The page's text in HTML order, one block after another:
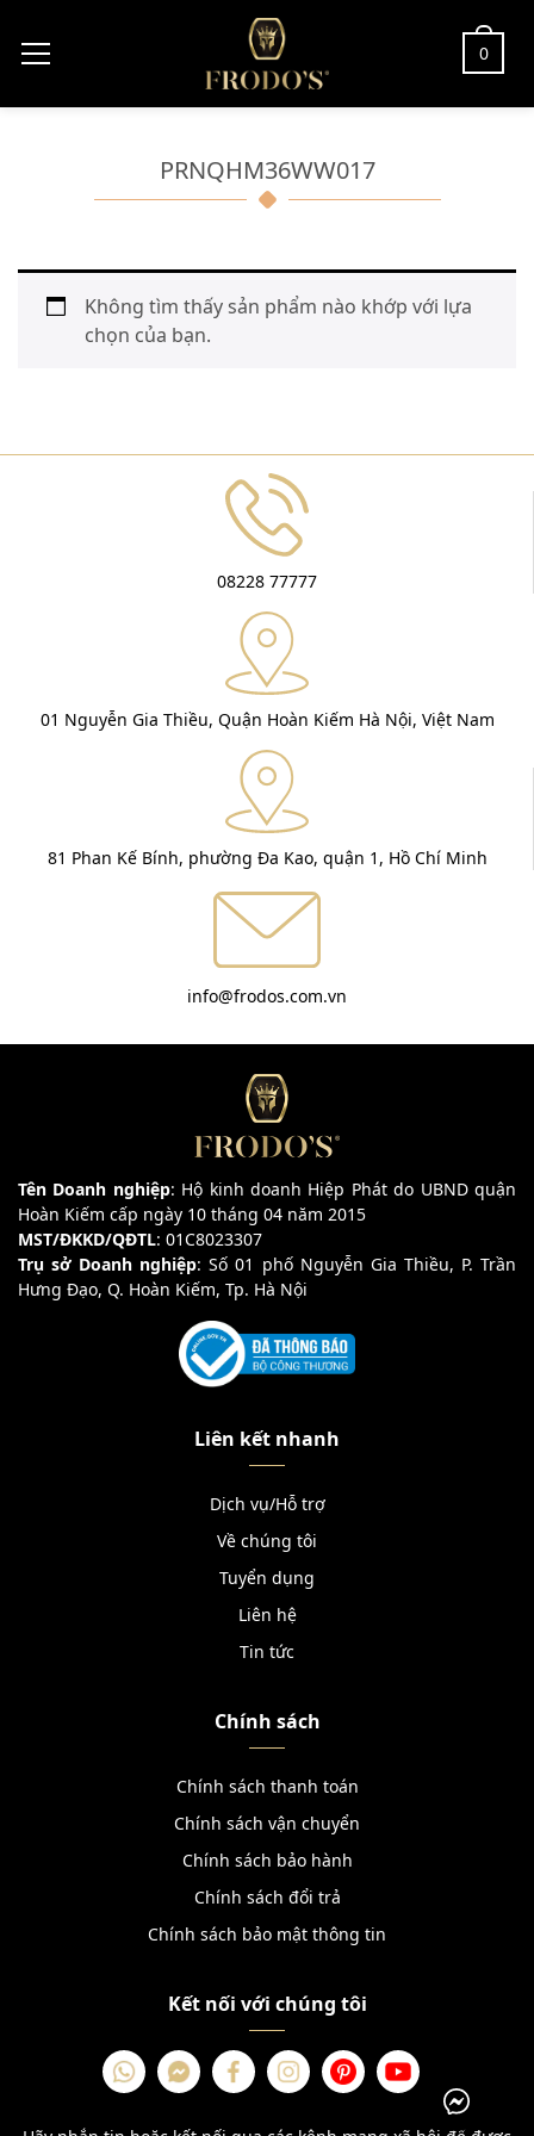
0
PRNQHM36WW017
Không tìm thấy sản phẩm nào khớp với lựa
chọn của bạn.
08228 77777
01 Nguyễn Gia Thiều, Quận Hoàn Kiếm Hà Nội, Việt Nam
81 Phan Kế Bính, phường Đa Kao, quận 1, Hồ Chí Minh
info@frodos.com.vn
Tên Doanh nghiệp: Hộ kinh doanh Hiệp Phát do UBND quận
Hoàn Kiếm cấp ngày 10 tháng 04 năm 2015
MST/ĐKKD/QĐTL: 01C8023307
Trụ sở Doanh nghiệp: Số 01 phố Nguyễn Gia Thiều, P. Trần
Hưng Đạo, Q. Hoàn Kiếm, Tp. Hà Nội
Liên kết nhanh
Dịch vụ/Hỗ trợ
Về chúng tôi
Tuyển dụng
Liên hệ
Tin tức
Chính sách
Chính sách thanh toán
Chính sách vận chuyển
Chính sách bảo hành
Chính sách đổi trả
Chính sách bảo mật thông tin
Kết nối với chúng tôi